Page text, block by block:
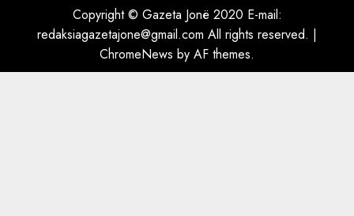
ngjau me Talo Çelën”,
dëshmia e Nuredin Dumanit
flet për PERSONAT që e
plagosën!
Copyright © Gazeta Jonë 2020 E-mail:
redaksiagazetajone@gmail.com All rights reserved. |
ChromeNews by AF themes.